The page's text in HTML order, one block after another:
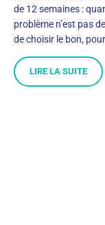
de 12 semaines :
problème n’est pas
de choisir le bon,
LIRE LA SUITE